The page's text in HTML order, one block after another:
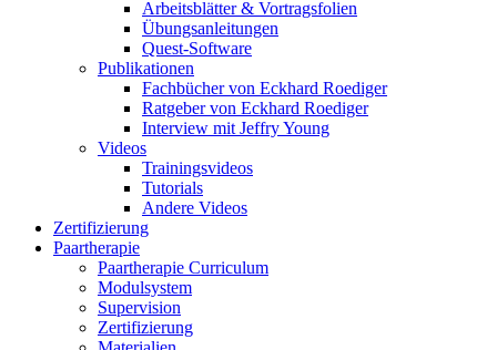
Arbeitsblätter & Vortragsfolien
Übungsanleitungen
Quest-Software
Publikationen
Fachbücher von Eckhard Roediger
Ratgeber von Eckhard Roediger
Interview mit Jeffry Young
Videos
Trainingsvideos
Tutorials
Andere Videos
Zertifizierung
Paartherapie
Paartherapie Curriculum
Modulsystem
Supervision
Zertifizierung